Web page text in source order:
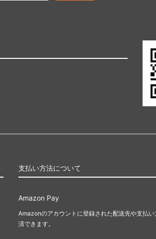
支払い方法について
Amazon Pay
Amazonのアカウントに登録された配送先や支払
済できます。